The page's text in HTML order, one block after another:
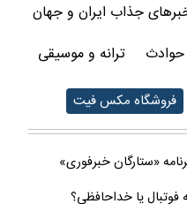
جذاب ایران و جهان
حوادث
ترانه و موسیقی
فروشگاه مکس فیت
«ستارگان خبرفوری»
فوتبال یا خداحافظی؟